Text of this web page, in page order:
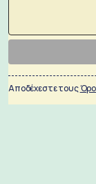
Αποδέχεστε τους